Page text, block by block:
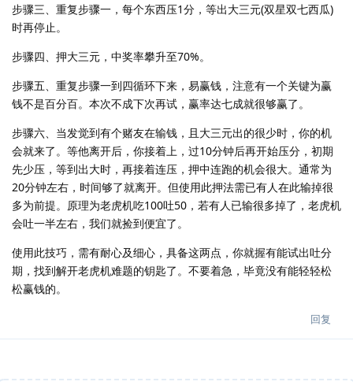
步骤三、重复步骤一，每个东西压1分，等出大三元(双星双七西瓜)
时再停止。
步骤四、押大三元，中奖率攀升至70%。
步骤五、重复步骤一到四循环下来，易赢钱，注意有一个关键为赢
钱不是百分百。本次不成下次再试，赢率达七成就很够赢了。
步骤六、当发觉到有个赌友在输钱，且大三元出的很少时，你的机
会就来了。等他离开后，你接着上，过10分钟后再开始压分，初期
先少压，等到出大时，再接着连压，押中连跑的机会很大。通常为
20分钟左右，时间够了就离开。但使用此押法需已有人在此输掉很
多为前提。原理为老虎机吃100吐50，若有人已输很多掉了，老虎机
会吐一半左右，我们就捡到便宜了。
使用此技巧，需有耐心及细心，具备这两点，你就握有能试出吐分
期，找到解开老虎机难题的钥匙了。不要着急，毕竟没有能轻轻松
松赢钱的。
回复